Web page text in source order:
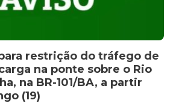
restrição do tráfego de
na ponte sobre o Rio
na BR-101/BA, a partir
(19)